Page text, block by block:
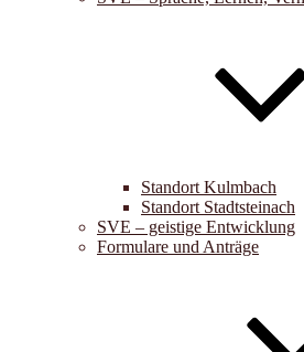
Standort Kulmbach
Standort Stadtsteinach
SVE – geistige Entwicklung
Formulare und Anträge